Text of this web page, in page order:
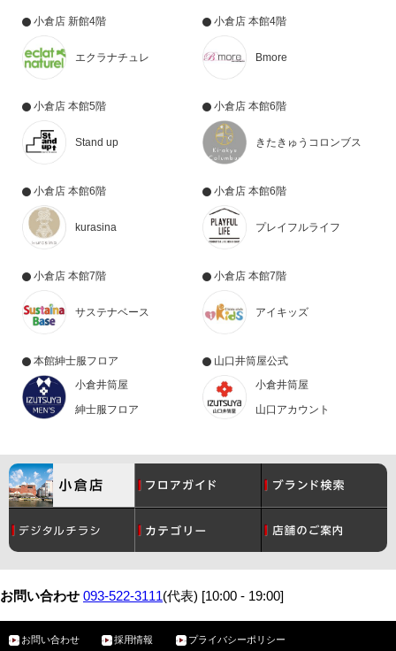
小倉店 新館4階
エクラナチュレ
小倉店 本館4階
Bmore
小倉店 本館5階
Stand up
小倉店 本館6階
きたきゅうコロンブス
小倉店 本館6階
kurasina
小倉店 本館6階
プレイフルライフ
小倉店 本館7階
サステナベース
小倉店 本館7階
アイキッズ
本館紳士服フロア
小倉井筒屋
紳士服フロア
山口井筒屋公式
小倉井筒屋
山口アカウント
コスメ レディース
メンズ ベビー・こども
月間催事スケジュール グルメ
サービスガイド アクセス・駐車場
お問い合わせ 093-522-3111(代表) [10:00 - 19:00]
お問い合わせ 採用情報 プライバシーポリシー